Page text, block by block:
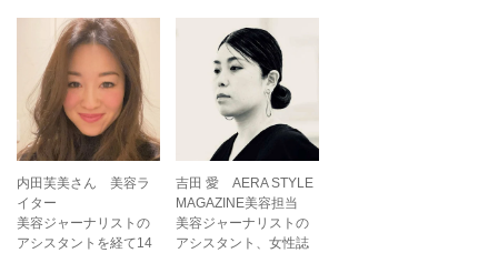
内田芙美さん 美容ラ
イター
美容ジャーナリストの
アシスタントを経て14
吉田 愛 AERA STYLE
MAGAZINE美容担当
美容ジャーナリストの
アシスタント、女性誌